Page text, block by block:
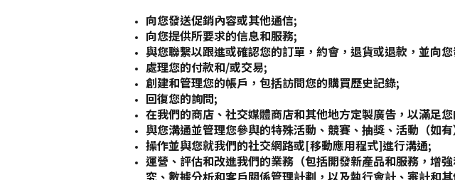
向您發送促銷內容或其他通信;
向您提供所要求的信息和服務;
與您聯繫以跟進或確認您的訂單，約會，退貨或退款，並向
處理您的付款和/或交易;
創建和管理您的帳戶，包括訪問您的購買歷史記錄;
回復您的詢問;
在我們的商店、社交媒體商店和其他地方定製廣告，以滿足
與您溝通並管理您參與的特殊活動、競賽、抽獎、活動（如
操作並與您就我們的社交網路或[移動應用程式]進行溝通;
運營、評估和改進我們的業務（包括開發新產品和服務，增
究、數據分析和客戶關係管理計劃，以及執行會計、審計和